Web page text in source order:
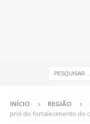
INÍCIO REGIÃO
prol do fortalecimento do